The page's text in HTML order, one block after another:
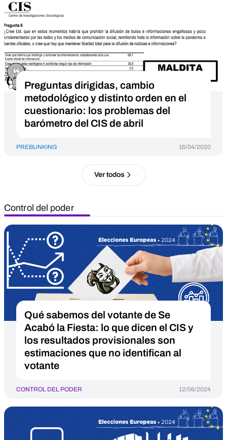
Preguntas dirigidas, cambio
metodológico y distinto orden en el
cuestionario: los problemas del
barómetro del CIS de abril
PREBUNKING 16/04/2020
Ver todos
Control del poder
Qué sabemos del votante de Se
Acabó la Fiesta: lo que dicen el CIS y
los resultados provisionales son
estimaciones que no identifican al
votante
CONTROL DEL PODER 12/06/2024